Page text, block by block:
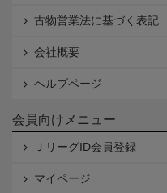
古物営業法に基づく表記
会社概要
ヘルプページ
会員向けメニュー
ＪリーグID会員登録
マイページ